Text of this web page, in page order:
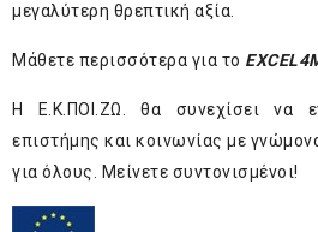
μεγαλύτερη θρεπτική αξία.
Μάθετε περισσότερα για το EXCEL
Η Ε.Κ.ΠΟΙ.ΖΩ. θα συνεχίσει να
επιστήμης και κοινωνίας με
για όλους. Μείνετε συντονισμένοι!